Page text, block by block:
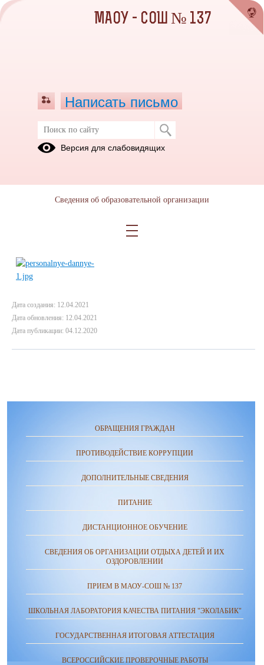
Презентации для учащихся о
правилах защиты персональных
Дата создания: 12.04.2021
Дата обновления: 12.04.2021
Дата публикации: 04.12.2020
ОБРАЩЕНИЯ ГРАЖДАН
ПРОТИВОДЕЙСТВИЕ КОРРУПЦИИ
ДОПОЛНИТЕЛЬНЫЕ СВЕДЕНИЯ
ПИТАНИЕ
ДИСТАНЦИОННОЕ ОБУЧЕНИЕ
СВЕДЕНИЯ ОБ ОРГАНИЗАЦИИ ОТДЫХА ДЕТЕЙ И ИХ
ОЗДОРОВЛЕНИИ
ПРИЕМ В МАОУ-СОШ № 137
ШКОЛЬНАЯ ЛАБОРАТОРИЯ КАЧЕСТВА ПИТАНИЯ "ЭКОЛАБИК"
ГОСУДАРСТВЕННАЯ ИТОГОВАЯ АТТЕСТАЦИЯ
ВСЕРОССИЙСКИЕ ПРОВЕРОЧНЫЕ РАБОТЫ
МАОУ - СОШ № 137
Написать письмо
Версия для слабовидящих
Сведения об образовательной организации